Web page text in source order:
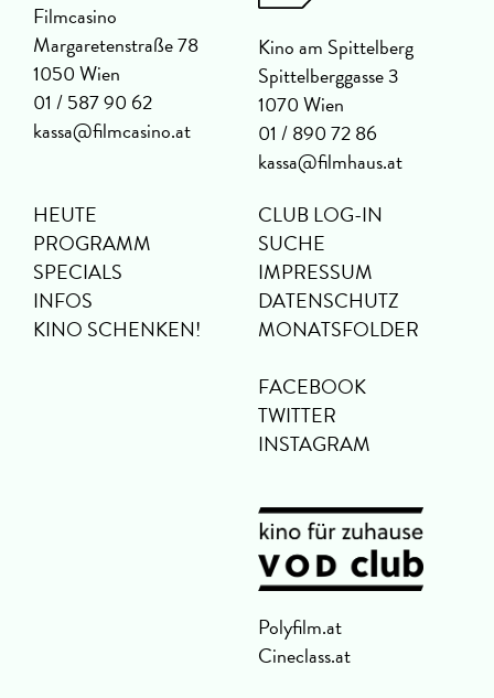
Filmcasino
Margaretenstraße 78
1050 Wien
01 / 587 90 62
kassa@filmcasino.at
Kino am Spittelberg
Spittelberggasse 3
1070 Wien
01 / 890 72 86
kassa@filmhaus.at
HEUTE
PROGRAMM
SPECIALS
INFOS
KINO SCHENKEN!
CLUB LOG-IN
SUCHE
IMPRESSUM
DATENSCHUTZ
MONATSFOLDER
FACEBOOK
TWITTER
INSTAGRAM
Polyfilm.at
Cineclass.at